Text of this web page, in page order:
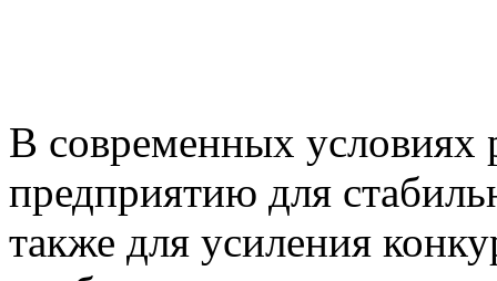
В современных условиях
предприятию для
также для усиления